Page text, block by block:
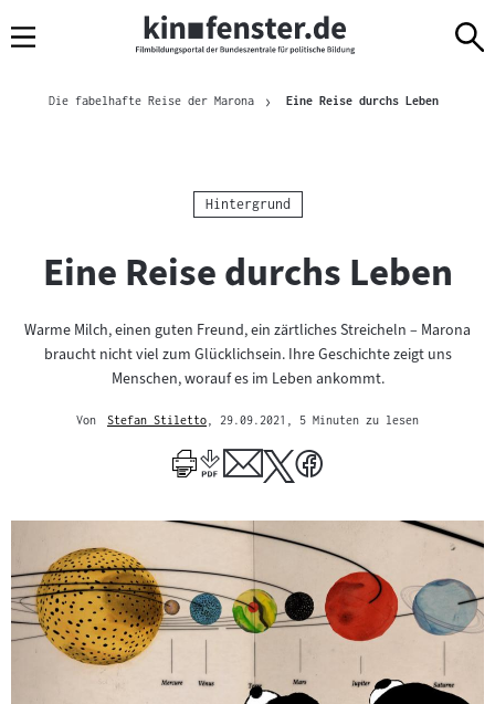
Navigation
zum
zur
Brotkrümelnavigation
Die fabelhafte Reise der Marona Eine Reise durchs LebenAktuelle
Kategorie:
Hintergrund
Eine Reise durchs Leben
Warme Milch, einen guten Freund, ein zärtliches Streicheln – Marona
braucht nicht viel zum Glücklichsein. Ihre Geschichte zeigt uns
Menschen, worauf es im Leben ankommt.
Von
Stefan Stiletto
Author
, 29.09.2021 , 5 Minuten zu lesen